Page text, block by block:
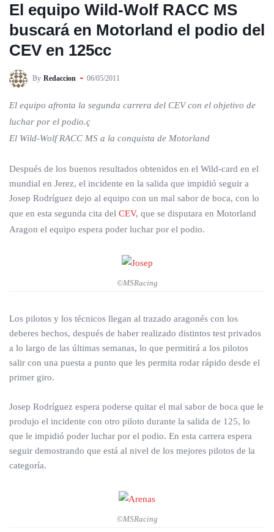
El equipo Wild-Wolf RACC MS
buscará en Motorland el podio del
CEV en 125cc
By Redaccion 06/05/2011
El equipo afronta la segunda carrera del CEV con el objetivo de
luchar por el podio.ç
El Wild-Wolf RACC MS a la conquista de Motorland
Después de los buenos resultados obtenidos en el Wild-card en el
mundial en Jerez, el incidente en la salida que impidió seguir a
Josep Rodríguez dejo al equipo con un mal sabor de boca, con lo
que en esta segunda cita del CEV, que se disputara en Motorland
Aragon el equipo espera poder luchar por el podio.
©MSRacing
Los pilotos y los técnicos llegan al trazado aragonés con los
deberes hechos, después de haber realizado distintos test privados
a lo largo de las últimas semanas, lo que permitirá a los pilotos
salir con una puesta a punto que les permita rodar rápido desde el
primer giro.
Josep Rodríguez espera poderse quitar el mal sabor de boca que le
produjo el incidente con otro piloto durante la salida de 125, lo
que le impidió poder luchar por el podio. En esta carrera espera
seguir demostrando que está al nivel de los mejores pilotos de la
categoría.
©MSRacing